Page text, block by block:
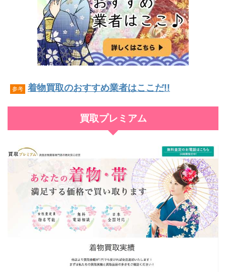
参考 着物買取のおすすめ業者はここだ!!
買取プレミアム